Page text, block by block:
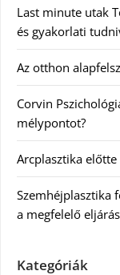
Last minute utak
és gyakorlati
Az otthon
Corvin
mélypontot?
Arcplasztika
Szemhéjplasztika
a megfelelő
Kategóriák